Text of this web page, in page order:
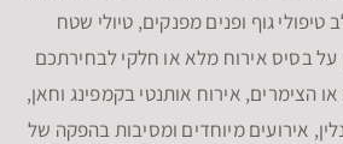
גוף ופנים מפנקים, טיולי שטח
על בסיס אירוח מלא או חלקי לבחירתכם
הצימרים, אירוח אותנטי בקמפינג וחאן,
אירועים מיוחדים ומסיבות בהפקה של